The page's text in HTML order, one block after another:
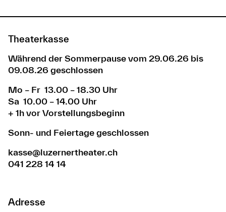
Theaterkasse
Während der Sommerpause vom 29.06.26 bis
09.08.26 geschlossen
Mo – Fr 13.00 – 18.30 Uhr
Sa 10.00 – 14.00 Uhr
+ 1h vor Vorstellungsbeginn
Sonn- und Feiertage geschlossen
kasse@luzernertheater.ch
041 228 14 14
Adresse